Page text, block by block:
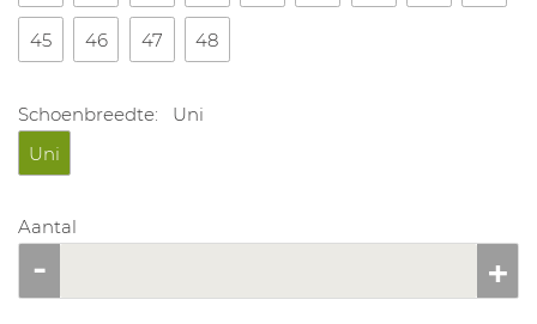
45 46 47 48
Schoenbreedte:
Uni
Uni
Aantal